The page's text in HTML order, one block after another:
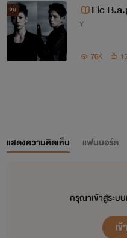
จบ Fic
Y
76K
แสดงความคิดเห็น แฟนบอร์ด
กรุณาเข้าสู่ระบ
เ